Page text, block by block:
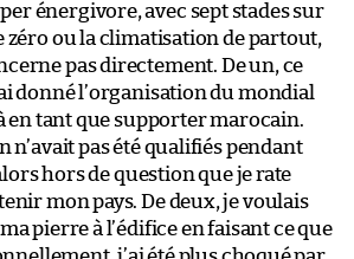
énergivore, avec sept stades sur
ou la climatisation de partout,
pas directement. De un, ce
donné l’organisation du mondial
en tant que supporter marocain.
n’avait pas été qualifiés pendant
hors de question que je rate
mon pays. De deux, je voulais
pierre à l’édifice en faisant ce que